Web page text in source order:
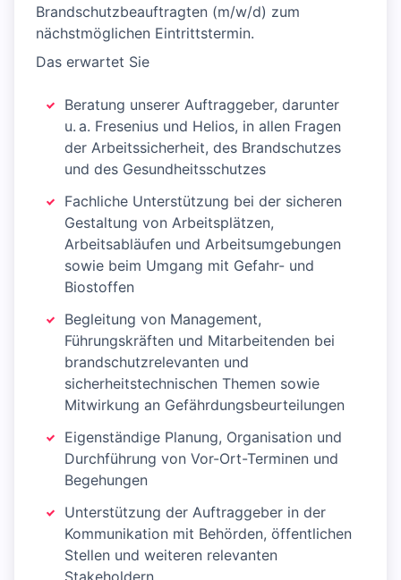
Brandschutzbeauftragten (m/w/d) zum
nächstmöglichen Eintrittstermin.
Das erwartet Sie
Beratung unserer Auftraggeber, darunter
u. a. Fresenius und Helios, in allen Fragen
der Arbeitssicherheit, des Brandschutzes
und des Gesundheitsschutzes
Fachliche Unterstützung bei der sicheren
Gestaltung von Arbeitsplätzen,
Arbeitsabläufen und Arbeitsumgebungen
sowie beim Umgang mit Gefahr- und
Biostoffen
Begleitung von Management,
Führungskräften und Mitarbeitenden bei
brandschutzrelevanten und
sicherheitstechnischen Themen sowie
Mitwirkung an Gefährdungsbeurteilungen
Eigenständige Planung, Organisation und
Durchführung von Vor-Ort-Terminen und
Begehungen
Unterstützung der Auftraggeber in der
Kommunikation mit Behörden, öffentlichen
Stellen und weiteren relevanten
Stakeholdern